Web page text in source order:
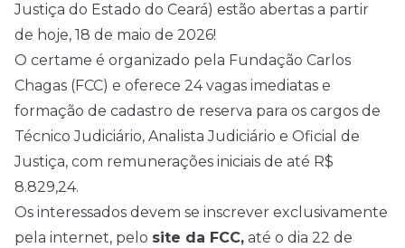
Justiça do Estado do Ceará) estão abertas a partir
de hoje, 18 de maio de 2026!
O certame é organizado pela Fundação Carlos
Chagas (FCC) e oferece 24 vagas imediatas e
formação de cadastro de reserva para os cargos de
Técnico Judiciário, Analista Judiciário e Oficial de
Justiça, com remunerações iniciais de até R$
8.829,24.
Os interessados devem se inscrever exclusivamente
pela internet, pelo site da FCC, até o dia 22 de